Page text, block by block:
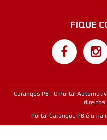
FIQUE
Carangos PB - O Portal
direitos
Portal Carangos PB é uma